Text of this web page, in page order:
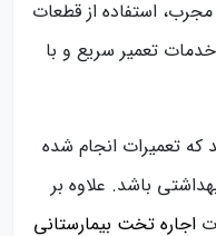
استفاده از قطعات
تعمیر سریع و با
که تعمیرات انجام شده
باشد. علاوه بر
اجاره تخت بیمارستانی